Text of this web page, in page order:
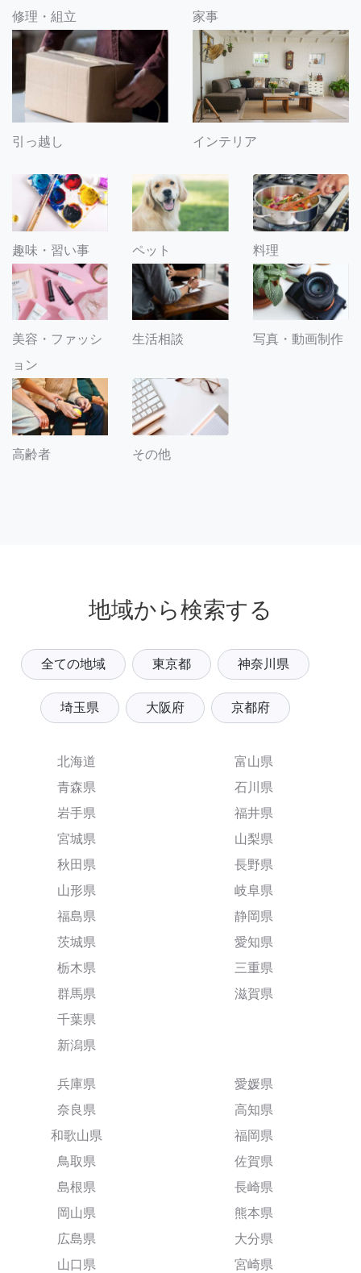
修理・組立 家事
引っ越し インテリア
趣味・習い事 ペット 料理
美容・ファッシ
ョン
生活相談 写真・動画制作
高齢者 その他
地域から検索する
全ての地域 東京都 神奈川県
埼玉県 大阪府 京都府
北海道
青森県
岩手県
宮城県
秋田県
山形県
福島県
茨城県
栃木県
群馬県
千葉県
新潟県
富山県
石川県
福井県
山梨県
長野県
岐阜県
静岡県
愛知県
三重県
滋賀県
兵庫県
奈良県
和歌山県
鳥取県
島根県
岡山県
広島県
山口県
愛媛県
高知県
福岡県
佐賀県
長崎県
熊本県
大分県
宮崎県